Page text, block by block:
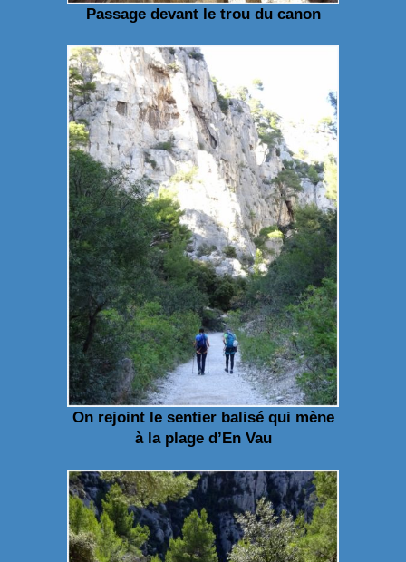
Passage devant le trou du canon
On rejoint le sentier balisé qui mène
à la plage d’En Vau